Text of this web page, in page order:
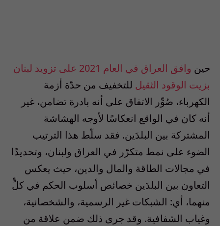
حين
وافق العراق في العام 2021 على تزويد لبنان
بزيت الوقود الثقيل للتخفيف من حدّة أزمة
الكهرباء، صُوِّر الاتفاق على أنه بادرة تضامن، غير
أنه كان في الواقع انعكاسًا لأوجه الهشاشة
المشتركة بين البلدَين. فقد سلّط هذا الترتيب
الضوء على نمط متكرّر في العراق ولبنان، وتحديدًا
في مجالات الطاقة والمال والدين، حيث يعكس
التعاون بين البلدَين خصائص أسلوب الحكم في كلٍّ
منهما، أي: الشبكات غير الرسمية، والشخصانية،
وغياب الشفافية. وقد جرى ذلك ضمن علاقة من